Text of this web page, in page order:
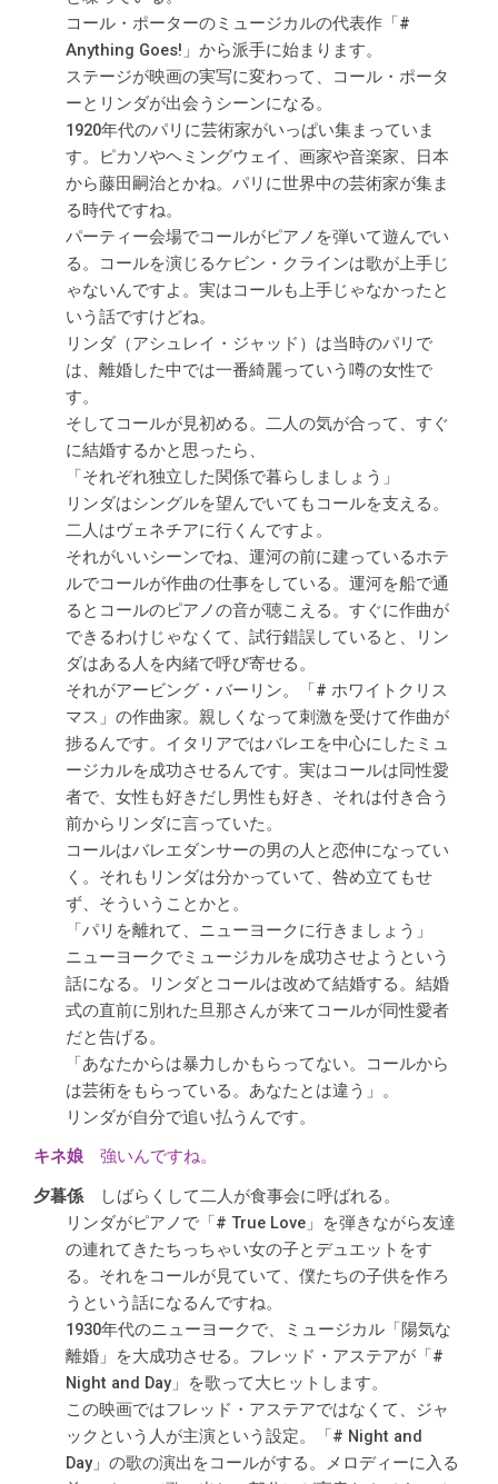
コール・ポーターのミュージカルの代表作「#
Anything Goes!」から派手に始まります。
ステージが映画の実写に変わって、コール・ポータ
ーとリンダが出会うシーンになる。
1920年代のパリに芸術家がいっぱい集まっていま
す。ピカソやヘミングウェイ、画家や音楽家、日本
から藤田嗣治とかね。パリに世界中の芸術家が集ま
る時代ですね。
パーティー会場でコールがピアノを弾いて遊んでい
る。コールを演じるケビン・クラインは歌が上手じ
ゃないんですよ。実はコールも上手じゃなかったと
いう話ですけどね。
リンダ（アシュレイ・ジャッド）は当時のパリで
は、離婚した中では一番綺麗っていう噂の女性で
す。
そしてコールが見初める。二人の気が合って、すぐ
に結婚するかと思ったら、
「それぞれ独立した関係で暮らしましょう」
リンダはシングルを望んでいてもコールを支える。
二人はヴェネチアに行くんですよ。
それがいいシーンでね、運河の前に建っているホテ
ルでコールが作曲の仕事をしている。運河を船で通
るとコールのピアノの音が聴こえる。すぐに作曲が
できるわけじゃなくて、試行錯誤していると、リン
ダはある人を内緒で呼び寄せる。
それがアービング・バーリン。「# ホワイトクリス
マス」の作曲家。親しくなって刺激を受けて作曲が
捗るんです。イタリアではバレエを中心にしたミュ
ージカルを成功させるんです。実はコールは同性愛
者で、女性も好きだし男性も好き、それは付き合う
前からリンダに言っていた。
コールはバレエダンサーの男の人と恋仲になってい
く。それもリンダは分かっていて、咎め立てもせ
ず、そういうことかと。
「パリを離れて、ニューヨークに行きましょう」
ニューヨークでミュージカルを成功させようという
話になる。リンダとコールは改めて結婚する。結婚
式の直前に別れた旦那さんが来てコールが同性愛者
だと告げる。
「あなたからは暴力しかもらってない。コールから
は芸術をもらっている。あなたとは違う」。
リンダが自分で追い払うんです。
強いんですね。
しばらくして二人が食事会に呼ばれる。
リンダがピアノで「# True Love」を弾きながら友達
の連れてきたちっちゃい女の子とデュエットをす
る。それをコールが見ていて、僕たちの子供を作ろ
うという話になるんですね。
1930年代のニューヨークで、ミュージカル「陽気な
離婚」を大成功させる。フレッド・アステアが「#
Night and Day」を歌って大ヒットします。
この映画ではフレッド・アステアではなくて、ジャ
ックという人が主演という設定。「# Night and
Day」の歌の演出をコールがする。メロディーに入る